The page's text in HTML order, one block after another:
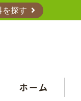
を探す
ホーム